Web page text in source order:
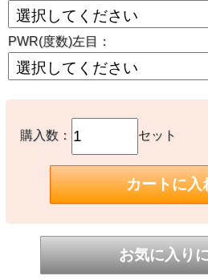
PWR(度数)左目：
購入数： セット